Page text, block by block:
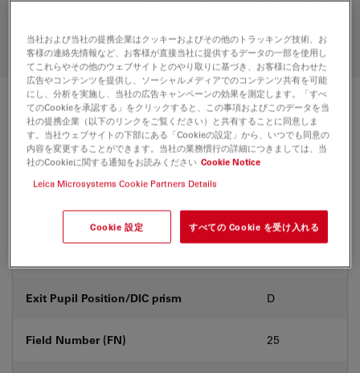
your needs.
技術仕様
補正環 (CORR) CORR
Exit Pupil Position/DIC prism D
Field Number (FN) 25
当社および当社の提携企業はクッキーおよびその他のトラッキング技術、お
客様の連絡先情報など、お客様が直接当社に提供するデータの一部を使用し
てこれらやその他のウェブサイトとのやり取りに基づき、お客様に合わせた
広告やコンテンツを提供し、ソーシャルメディアでのコンテンツ共有を可能
にし、分析を実施し、当社の広告キャンペーンの効果を測定します。「すべ
てのCookieを承認する」をクリックすると、この事項およびこのデータを当
社の提携企業（以下のリンクをご覧ください）と共有することに同意しま
す。当社ウェブサイトの下部にある「Cookieの設定」から、いつでも同意の
内容を変更することができます。当社の業務慣行の詳細につきましては、当
社のCookieに関する通知をお読みください Cookie Notice
Leica Microsystems Cookie Partners Details
Cookie 設定 すべての Cookie を受け入れる